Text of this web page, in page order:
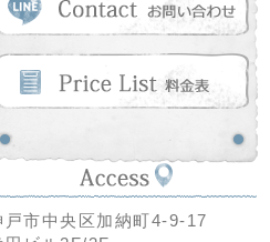
戸市中央区加納町4-9-17